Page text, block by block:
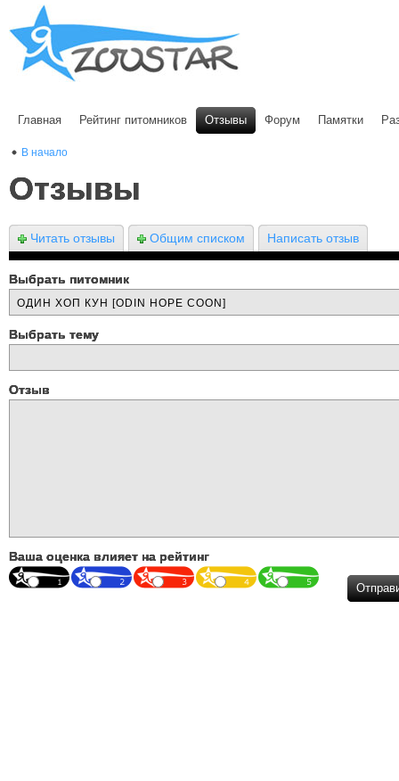
Главная Рейтинг питомников Отзывы Форум Памятки
В начало
Отзывы
Читать отзывы Общим списком Написать отзыв
Выбрать питомник
Выбрать тему
Отзыв
Ваша оценка влияет на рейтинг